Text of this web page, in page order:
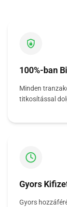
100%-ban
Minden
titkosítással
Gyors
Gyors